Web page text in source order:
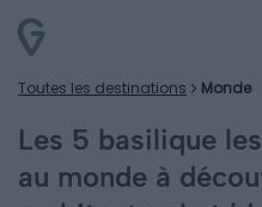
Toutes les destinations Monde
Les 5 basilique
au monde à